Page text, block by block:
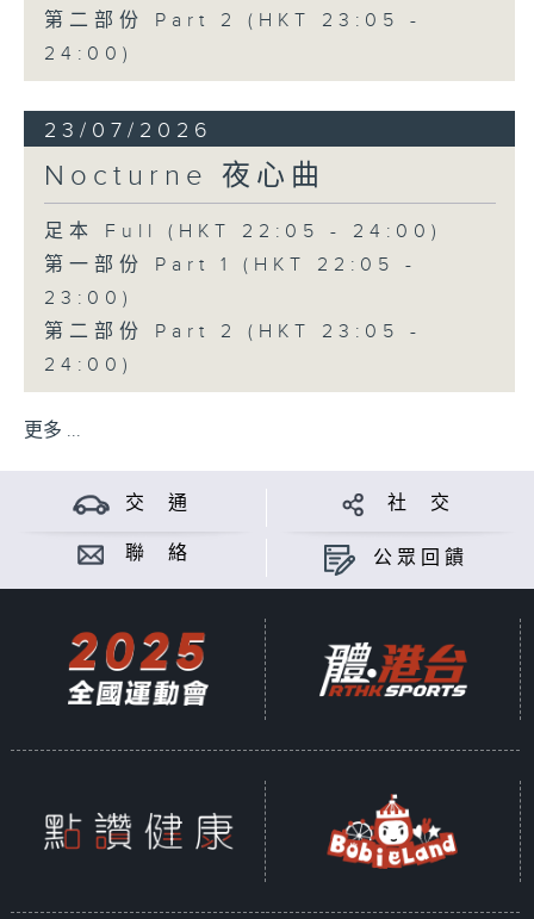
第二部份 Part 2 (HKT 23:05 -
24:00)
23/07/2026
Nocturne 夜心曲
足本 Full (HKT 22:05 - 24:00)
第一部份 Part 1 (HKT 22:05 -
23:00)
第二部份 Part 2 (HKT 23:05 -
24:00)
更多 ...
交 通 社 交
聯 絡 公眾回饋